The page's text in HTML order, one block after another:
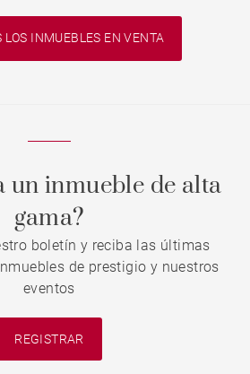
LOS INMUEBLES EN VENTA
un inmueble de alta
gama?
boletín y reciba las últimas
de prestigio y nuestros
eventos
REGISTRAR